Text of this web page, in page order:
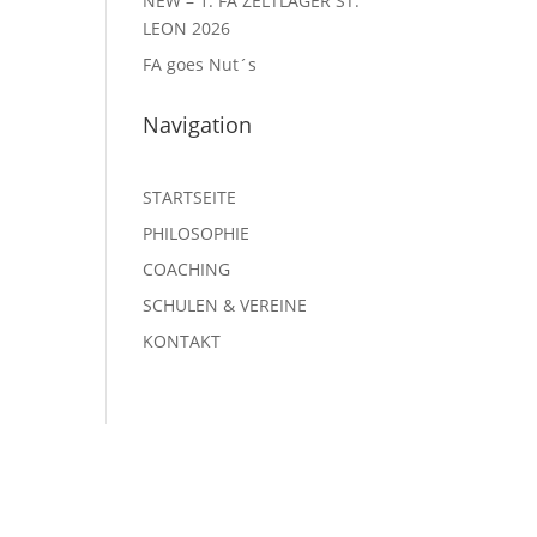
LEON 2026
FA goes Nut´s
Navigation
STARTSEITE
PHILOSOPHIE
COACHING
SCHULEN & VEREINE
KONTAKT